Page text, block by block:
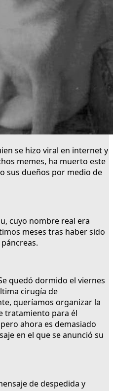
se hizo viral en internet y
memes, ha muerto este
sus dueños por medio de
cuyo nombre real era
meses tras haber sido
quedó dormido el viernes
cirugía de
queríamos organizar la
tratamiento para él
ahora es demasiado
en el que se anunció su
de despedida y